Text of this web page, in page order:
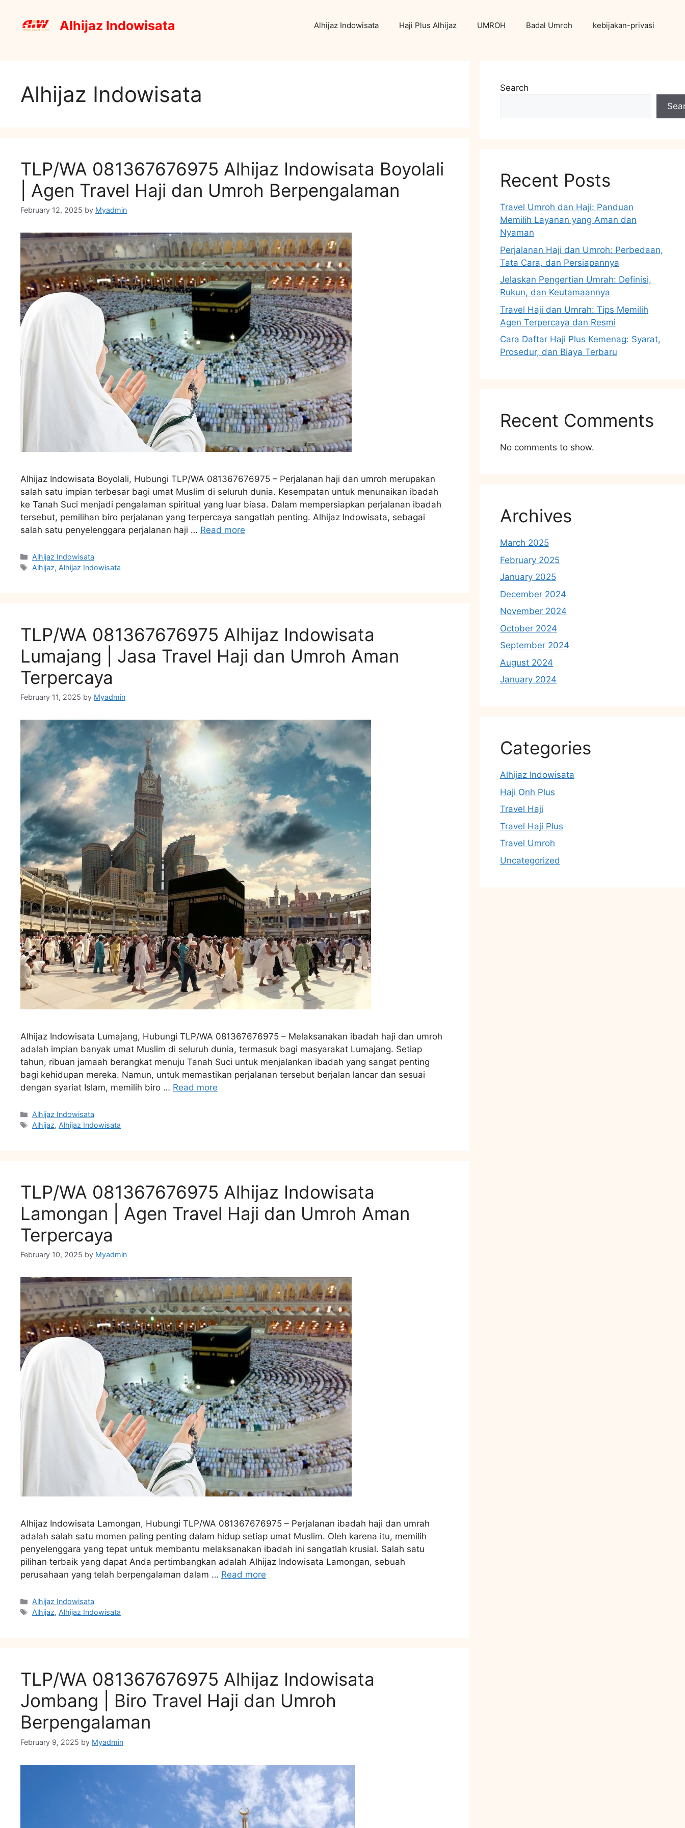
content
Alhijaz Indowisata Alhijaz Indowisata Haji Plus Alhijaz UMROH Badal Umroh kebijakan-privasi
Alhijaz Indowisata
TLP/WA 081367676975 Alhijaz Indowisata Boyolali
| Agen Travel Haji dan Umroh Berpengalaman
February 12, 2025 by Myadmin
Alhijaz Indowisata Boyolali, Hubungi TLP/WA 081367676975 – Perjalanan haji dan umroh merupakan
salah satu impian terbesar bagi umat Muslim di seluruh dunia. Kesempatan untuk menunaikan ibadah
ke Tanah Suci menjadi pengalaman spiritual yang luar biasa. Dalam mempersiapkan perjalanan ibadah
tersebut, pemilihan biro perjalanan yang terpercaya sangatlah penting. Alhijaz Indowisata, sebagai
salah satu penyelenggara perjalanan haji … Read more
Categories
Alhijaz Indowisata
Tags
Alhijaz, Alhijaz Indowisata
TLP/WA 081367676975 Alhijaz Indowisata
Lumajang | Jasa Travel Haji dan Umroh Aman
Terpercaya
February 11, 2025 by Myadmin
Alhijaz Indowisata Lumajang, Hubungi TLP/WA 081367676975 – Melaksanakan ibadah haji dan umroh
adalah impian banyak umat Muslim di seluruh dunia, termasuk bagi masyarakat Lumajang. Setiap
tahun, ribuan jamaah berangkat menuju Tanah Suci untuk menjalankan ibadah yang sangat penting
bagi kehidupan mereka. Namun, untuk memastikan perjalanan tersebut berjalan lancar dan sesuai
dengan syariat Islam, memilih biro … Read more
Categories
Alhijaz Indowisata
Tags
Alhijaz, Alhijaz Indowisata
TLP/WA 081367676975 Alhijaz Indowisata
Lamongan | Agen Travel Haji dan Umroh Aman
Terpercaya
February 10, 2025 by Myadmin
Alhijaz Indowisata Lamongan, Hubungi TLP/WA 081367676975 – Perjalanan ibadah haji dan umrah
adalah salah satu momen paling penting dalam hidup setiap umat Muslim. Oleh karena itu, memilih
penyelenggara yang tepat untuk membantu melaksanakan ibadah ini sangatlah krusial. Salah satu
pilihan terbaik yang dapat Anda pertimbangkan adalah Alhijaz Indowisata Lamongan, sebuah
perusahaan yang telah berpengalaman dalam … Read more
Categories
Alhijaz Indowisata
Tags
Alhijaz, Alhijaz Indowisata
TLP/WA 081367676975 Alhijaz Indowisata
Jombang | Biro Travel Haji dan Umroh
Berpengalaman
February 9, 2025 by Myadmin
Search
Recent Posts
Travel Umroh dan Haji: Panduan
Memilih Layanan yang Aman dan
Nyaman
Perjalanan Haji dan Umroh: Perbedaan,
Tata Cara, dan Persiapannya
Jelaskan Pengertian Umrah: Definisi,
Rukun, dan Keutamaannya
Travel Haji dan Umrah: Tips Memilih
Agen Terpercaya dan Resmi
Cara Daftar Haji Plus Kemenag: Syarat,
Prosedur, dan Biaya Terbaru
Recent Comments
No comments to show.
Archives
March 2025
February 2025
January 2025
December 2024
November 2024
October 2024
September 2024
August 2024
January 2024
Categories
Alhijaz Indowisata
Haji Onh Plus
Travel Haji
Travel Haji Plus
Travel Umroh
Uncategorized